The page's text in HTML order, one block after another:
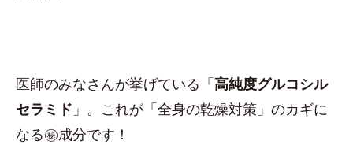
医師のみなさんが挙げている「高純度グルコシル
セラミド 」。これが「全身の乾燥対策」のカギに
なる㊙︎成分です！